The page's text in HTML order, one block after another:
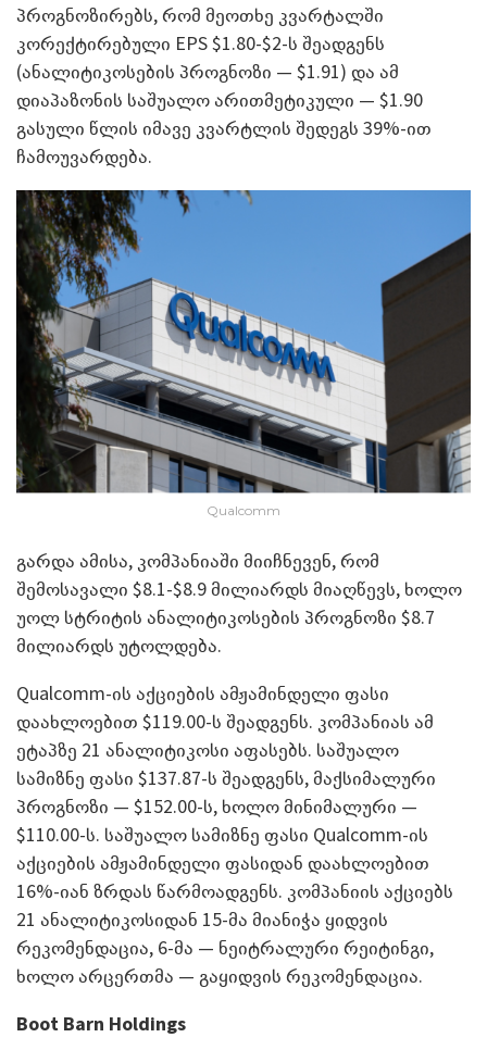
პროგნოზირებს, რომ მეოთხე კვარტალში
კორექტირებული EPS $1.80-$2-ს შეადგენს
(ანალიტიკოსების პროგნოზი — $1.91) და ამ
დიაპაზონის საშუალო არითმეტიკული — $1.90
გასული წლის იმავე კვარტლის შედეგს 39%-ით
ჩამოუვარდება.
Qualcomm
გარდა ამისა, კომპანიაში მიიჩნევენ, რომ
შემოსავალი $8.1-$8.9 მილიარდს მიაღწევს, ხოლო
უოლ სტრიტის ანალიტიკოსების პროგნოზი $8.7
მილიარდს უტოლდება.
Qualcomm-ის აქციების ამჟამინდელი ფასი
დაახლოებით $119.00-ს შეადგენს. კომპანიას ამ
ეტაპზე 21 ანალიტიკოსი აფასებს. საშუალო
სამიზნე ფასი $137.87-ს შეადგენს, მაქსიმალური
პროგნოზი — $152.00-ს, ხოლო მინიმალური —
$110.00-ს. საშუალო სამიზნე ფასი Qualcomm-ის
აქციების ამჟამინდელი ფასიდან დაახლოებით
16%-იან ზრდას წარმოადგენს. კომპანიის აქციებს
21 ანალიტიკოსიდან 15-მა მიანიჭა ყიდვის
რეკომენდაცია, 6-მა — ნეიტრალური რეიტინგი,
ხოლო არცერთმა — გაყიდვის რეკომენდაცია.
Boot Barn Holdings